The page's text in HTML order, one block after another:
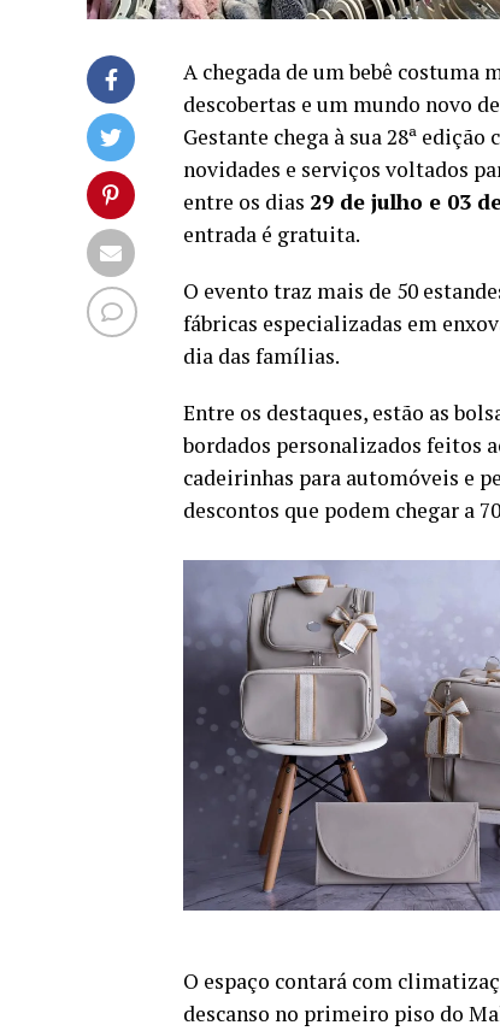
A chegada de um bebê costuma
descobertas e um mundo novo
Gestante chega à sua 28ª
novidades e serviços voltados
entre os dias 29 de julho e 03
entrada é gratuita.
O evento traz mais de 50
fábricas especializadas em
dia das famílias.
Entre os destaques, estão as
bordados personalizados feitos
cadeirinhas para automóveis e
descontos que podem chegar a
O espaço contará com
descanso no primeiro piso do